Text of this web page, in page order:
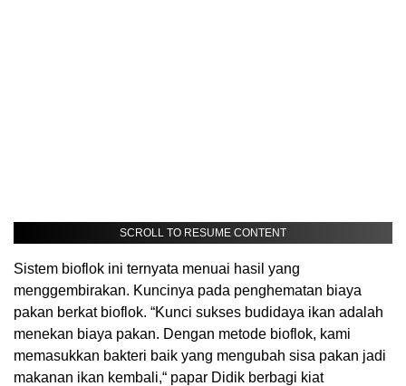
SCROLL TO RESUME CONTENT
Sistem bioflok ini ternyata menuai hasil yang
menggembirakan. Kuncinya pada penghematan biaya
pakan berkat bioflok. “Kunci sukses budidaya ikan adalah
menekan biaya pakan. Dengan metode bioflok, kami
memasukkan bakteri baik yang mengubah sisa pakan jadi
makanan ikan kembali,“ papar Didik berbagi kiat